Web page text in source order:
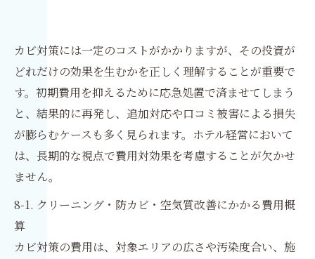
カビ対策には一定のコストがかかりますが、その投資が
どれだけの効果を生むかを正しく理解することが重要で
す。初期費用を抑えるために応急処置で済ませてしまう
と、結果的に再発し、追加対応や口コミ被害による損失
が膨らむケースも多く見られます。ホテル経営において
は、長期的な視点で費用対効果を考慮することが欠かせ
ません。
8-1. クリーニング・防カビ・空気質改善にかかる費用概
算
カビ対策の費用は、対象エリアの広さや汚染度合い、施